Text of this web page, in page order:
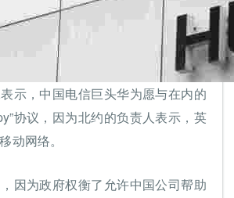
示，中国电信巨头华为愿与在内的
协议，因为北约的负责人表示，英
动网络。
因为政府权衡了允许中国公司帮助